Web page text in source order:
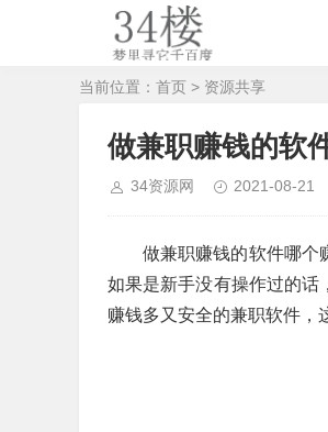
当前位置： 首页 > 资源共享
做兼职赚钱的软
34资源网 2021-08-21
做兼职赚钱的软件哪个
如果是新手没有操作过的话
赚钱多又安全的兼职软件，